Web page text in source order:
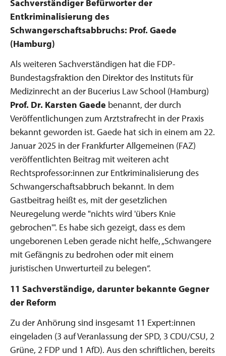
Sachverständiger Befürworter der
Entkriminalisierung des
Schwangerschaftsabbruchs: Prof. Gaede
(Hamburg)
Als weiteren Sachverständigen hat die FDP-
Bundestagsfraktion den Direktor des Instituts für
Medizinrecht an der Bucerius Law School (Hamburg)
Prof. Dr. Karsten Gaede benannt, der durch
Veröffentlichungen zum Arztstrafrecht in der Praxis
bekannt geworden ist. Gaede hat sich in einem am 22.
Januar 2025 in der Frankfurter Allgemeinen (FAZ)
veröffentlichten Beitrag mit weiteren acht
Rechtsprofessor:innen zur Entkriminalisierung des
Schwangerschaftsabbruch bekannt. In dem
Gastbeitrag heißt es, mit der gesetzlichen
Neuregelung werde "nichts wird 'übers Knie
gebrochen'". Es habe sich gezeigt, dass es dem
ungeborenen Leben gerade nicht helfe, „Schwangere
mit Gefängnis zu bedrohen oder mit einem
juristischen Unwerturteil zu belegen“.
11 Sachverständige, darunter bekannte Gegner
der Reform
Zu der Anhörung sind insgesamt 11 Expert:innen
eingeladen (3 auf Veranlassung der SPD, 3 CDU/CSU, 2
Grüne, 2 FDP und 1 AfD). Aus den schriftlichen, bereits